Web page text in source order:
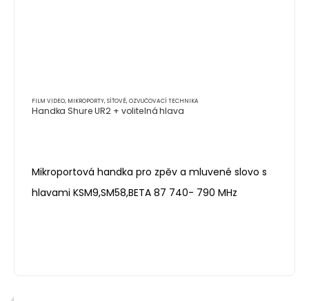
FILM VIDEO, MIKROPORTY,SÍŤOVÉ,OZVUČOVACÍ TECHNIKA
Handka Shure UR2 + volitelná hlava
Mikroportová handka pro zpěv a mluvené slovo s
hlavami KSM9,SM58,BETA 87 740- 790 MHz